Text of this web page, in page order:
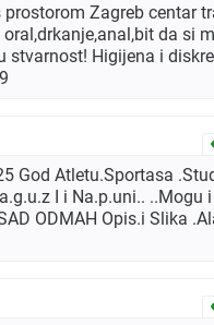
Zagreb centar
da si
stvarnost! Higijena i
God Atletu.Sportasa
I i Na.p.uni.. ..Mogu
ODMAH Opis.i Slika